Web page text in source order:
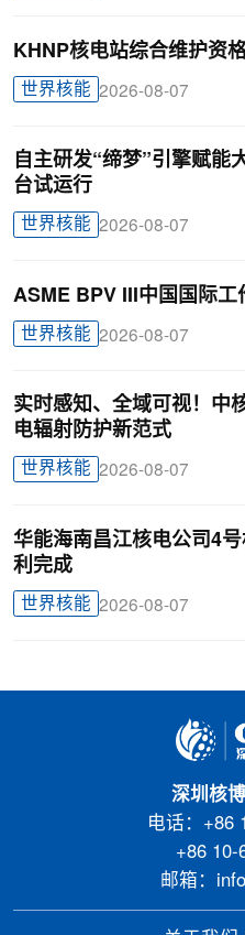
KHNP核电站综合维护资
世界核能 2026-08-07
自主研发“缔梦”引擎赋能
台试运行
世界核能 2026-08-07
ASME BPV III中国国际工
世界核能 2026-08-07
实时感知、全域可视！中
电辐射防护新范式
世界核能 2026-08-07
华能海南昌江核电公司4
利完成
世界核能 2026-08-07
深圳核
电话：+86
+86 10-
邮箱：